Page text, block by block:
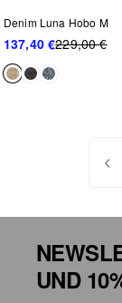
Denim Luna Hobo M
137,40 €229,00 €
UND